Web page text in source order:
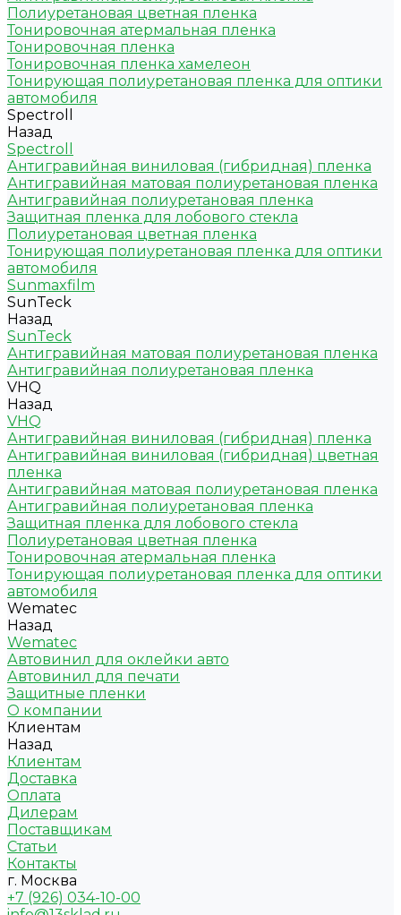
Полиуретановая цветная пленка
Тонировочная атермальная пленка
Тонировочная пленка
Тонировочная пленка хамелеон
Тонирующая полиуретановая пленка для оптики
автомобиля
Spectroll
Назад
Spectroll
Антигравийная виниловая (гибридная) пленка
Антигравийная матовая полиуретановая пленка
Антигравийная полиуретановая пленка
Защитная пленка для лобового стекла
Полиуретановая цветная пленка
Тонирующая полиуретановая пленка для оптики
автомобиля
Sunmaxfilm
SunTeck
Назад
SunTeck
Антигравийная матовая полиуретановая пленка
Антигравийная полиуретановая пленка
VHQ
Назад
VHQ
Антигравийная виниловая (гибридная) пленка
Антигравийная виниловая (гибридная) цветная
пленка
Антигравийная матовая полиуретановая пленка
Антигравийная полиуретановая пленка
Защитная пленка для лобового стекла
Полиуретановая цветная пленка
Тонировочная атермальная пленка
Тонирующая полиуретановая пленка для оптики
автомобиля
Wematec
Назад
Wematec
Автовинил для оклейки авто
Автовинил для печати
Защитные пленки
О компании
Клиентам
Назад
Клиентам
Доставка
Оплата
Дилерам
Поставщикам
Статьи
Контакты
г. Москва
+7 (926) 034-10-00